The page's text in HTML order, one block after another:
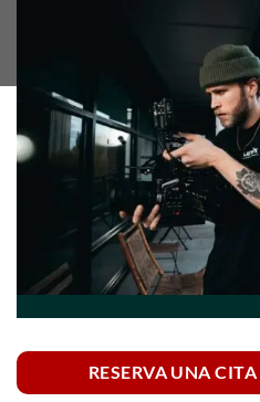
RESERVA UNA